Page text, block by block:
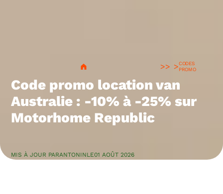
>
CODES
PROMO
Code promo location van
Australie : -10% à -25% sur
Motorhome Republic
MIS À JOUR PARANTONINLE01 AOÛT 2026